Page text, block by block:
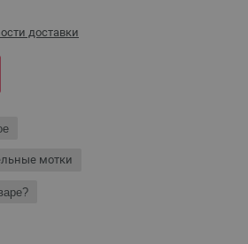
доставки
мотки